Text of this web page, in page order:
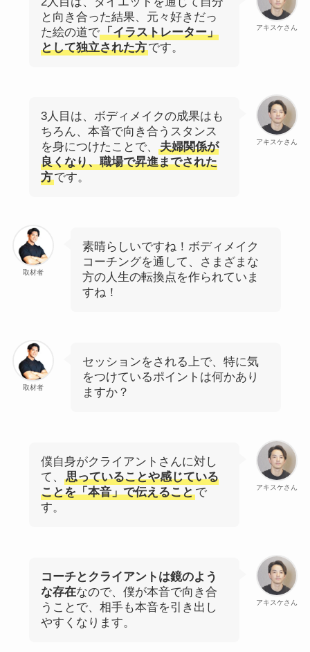
アキスケさん
と向き合った結果、元々好きだっ
た絵の道で「イラストレーター」
として独立された方です。
アキスケさん
3人目は、ボディメイクの成果はも
ちろん、本音で向き合うスタンス
を身につけたことで、
夫婦関係が
良くなり、職場で昇進までされた
方です。
取材者
素晴らしいですね！ボディメイク
コーチングを通して、さまざまな
方の人生の転換点を作られていま
すね！
取材者
セッションをされる上で、特に気
をつけているポイントは何かあり
ますか？
アキスケさん
僕自身がクライアントさんに対し
て、
思っていることや感じている
ことを「本音」で伝えることで
す。
アキスケさん
コーチとクライアントは鏡のよう
な存在なので、僕が本音で向き合
うことで、相手も本音を引き出し
やすくなります。